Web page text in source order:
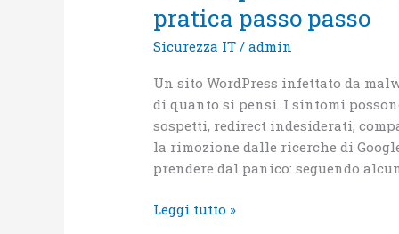
pratica passo passo
Sicurezza IT /admin
Un sito WordPress infettato da
di quanto si pensi. I sintomi
sospetti, redirect indesiderati,
la rimozione dalle ricerche di
prendere dal panico: seguendo
Leggi tutto »